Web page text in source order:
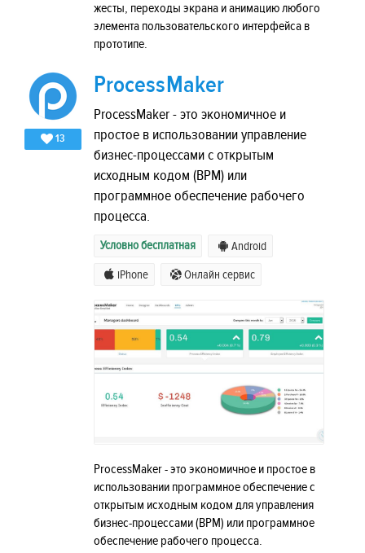
жесты, переходы экрана и анимацию любого
элемента пользовательского интерфейса в
прототипе.
13
ProcessMaker
ProcessMaker - это экономичное и
простое в использовании управление
бизнес-процессами с открытым
исходным кодом (BPM) или
программное обеспечение рабочего
процесса.
Условно бесплатная Android
iPhone Онлайн сервис
ProcessMaker - это экономичное и простое в
использовании программное обеспечение с
открытым исходным кодом для управления
бизнес-процессами (BPM) или программное
обеспечение рабочего процесса.